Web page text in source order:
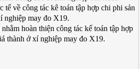
về công tác kê toán tập hợp chi phi sản
nghiệp may đo X19.
hoàn thiện công tác kế toán tập hợp
thành ở xí nghiệp may đo X19.